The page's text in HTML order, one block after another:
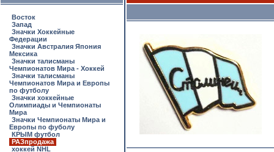
Восток
Запад
Значки Хоккейные
Федерации
Значки Австралия Япония
Мексика
Значки талисманы
Чемпионатов Мира - Хоккей
Значки талисманы
Чемпионатов Мира и Европы
по футболу
Значки хоккейные
Олимпиады и Чемпионаты
Мира
Значки Чемпионаты Мира и
Европы по фуболу
КРЫМ футбол
РАЗпродажа
хоккей NHL